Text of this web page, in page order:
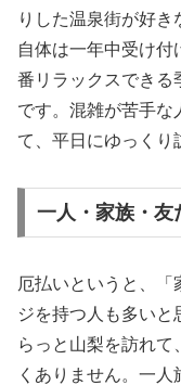
りした温泉街が好
自体は一年中受け付
番リラックスできる
です。混雑が苦手な
て、平日にゆっくり
一人・家族・友
厄払いというと、「
ジを持つ人も多いと
らっと山梨を訪れて
くありません。一